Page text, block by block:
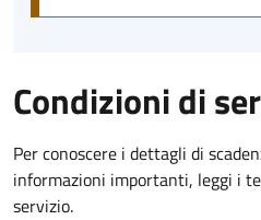
Condizioni di
Per conoscere i dettagli di
informazioni importanti, leggi i
servizio.